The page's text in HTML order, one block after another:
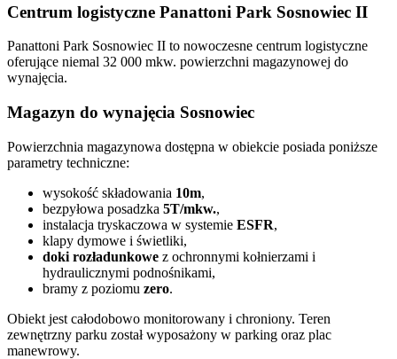
Centrum logistyczne Panattoni Park Sosnowiec II
Panattoni Park Sosnowiec II to nowoczesne centrum logistyczne
oferujące niemal 32 000 mkw. powierzchni magazynowej do
wynajęcia.
Magazyn do wynajęcia Sosnowiec
Powierzchnia magazynowa dostępna w obiekcie posiada poniższe
parametry techniczne:
wysokość składowania 10m,
bezpyłowa posadzka 5T/mkw.,
instalacja tryskaczowa w systemie ESFR,
klapy dymowe i świetliki,
doki rozładunkowe z ochronnymi kołnierzami i
hydraulicznymi podnośnikami,
bramy z poziomu zero.
Obiekt jest całodobowo monitorowany i chroniony. Teren
zewnętrzny parku został wyposażony w parking oraz plac
manewrowy.